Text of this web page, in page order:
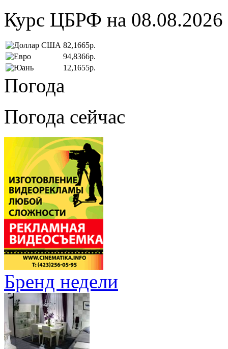
Курс ЦБРФ на 08.08.2026
82,1665р.
94,8366р.
12,1655р.
Погода
Погода сейчас
Бренд недели